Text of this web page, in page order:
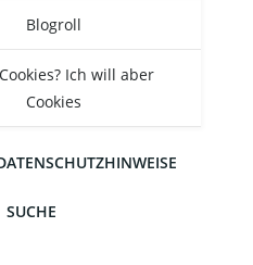
Blogroll
Ich will aber
Cookies
SUCHE